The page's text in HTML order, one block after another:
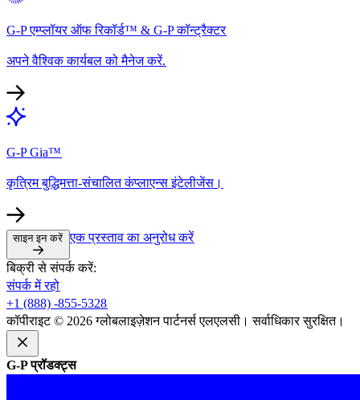
G-P एम्प्लॉयर ऑफ रिकॉर्ड™ & G-P कॉन्ट्रैक्टर​​
अपने वैश्विक कार्यबल को मैनेज करें.​​
G-P Gia™​​
कृत्रिम बुद्धिमत्ता-संचालित कंप्लाएन्स इंटेलीजेंस।​​
साइन इन करें​​ एक प्रस्ताव का अनुरोध करें​​
बिक्री से संपर्क करें:​​
संपर्क में रहो​​
+1 (888) -855-5328​​
कॉपीराइट © 2026 ग्लोबलाइज़ेशन पार्टनर्स एलएलसी। सर्वाधिकार सुरक्षित।​​
G-P प्रॉडक्ट्स​​